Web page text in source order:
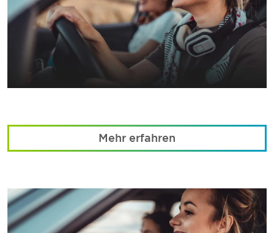
Mehr erfahren